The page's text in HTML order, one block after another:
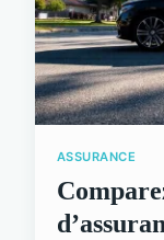
ASSURANCE